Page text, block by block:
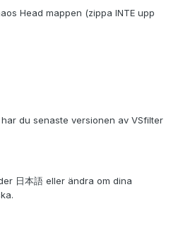
Head mappen (zippa INTE upp
du senaste versionen av VSfilter
日本語 eller ändra om dina